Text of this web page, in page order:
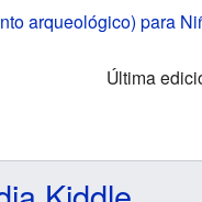
arqueológico) para
Última